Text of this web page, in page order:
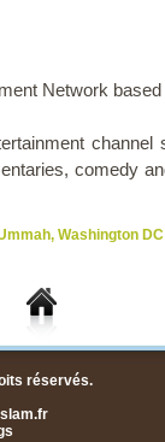
Network
comedy
, Washington DC
réservés.